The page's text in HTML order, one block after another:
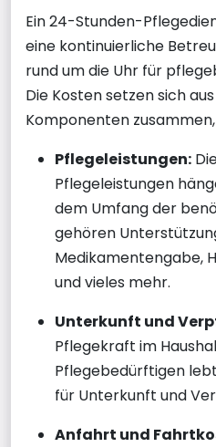
Ein 24-Stunden-
eine kontinuierliche
rund um die Uhr für
Die Kosten setzen sich
Komponenten
Pflegeleistungen:
Pflegeleistungen
dem Umfang der
gehören
Medikamentengabe,
und vieles mehr.
Unterkunft und
Pflegekraft im
Pflegebedürftigen
für Unterkunft und
Anfahrt und